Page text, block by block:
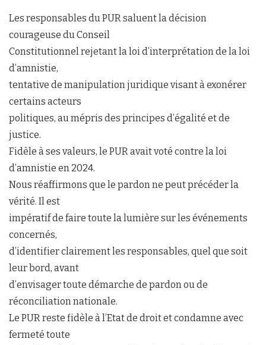
Les responsables du PUR saluent la décision
courageuse du Conseil
Constitutionnel rejetant la loi d’interprétation de la loi
d’amnistie,
tentative de manipulation juridique visant à exonérer
certains acteurs
politiques, au mépris des principes d’égalité et de
justice.
Fidèle à ses valeurs, le PUR avait voté contre la loi
d’amnistie en 2024.
Nous réaffirmons que le pardon ne peut précéder la
vérité. Il est
impératif de faire toute la lumière sur les événements
concernés,
d’identifier clairement les responsables, quel que soit
leur bord, avant
d’envisager toute démarche de pardon ou de
réconciliation nationale.
Le PUR reste fidèle à l’Etat de droit et condamne avec
fermeté toute